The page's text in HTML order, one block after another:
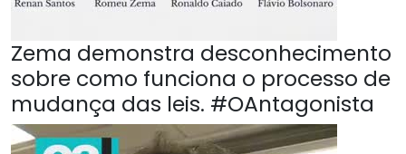
Zema demonstra desconhecimento
sobre como funciona o processo de
mudança das leis. #OAntagonista